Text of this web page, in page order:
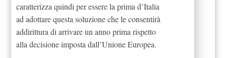
caratterizza quindi per essere la prima d’Italia
ad adottare questa soluzione che le consentirà
addirittura di arrivare un anno prima rispetto
alla decisione imposta dall’Unione Europea.